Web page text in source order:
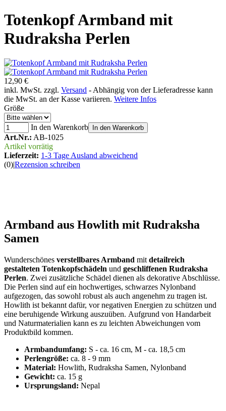
Totenkopf Armband mit
Rudraksha Perlen
12,90 €
inkl. MwSt. zzgl. Versand - Abhängig von der Lieferadresse kann
die MwSt. an der Kasse variieren. Weitere Infos
Größe
In den Warenkorb In den Warenkorb
Art.Nr.: AB-1025
Artikel vorrätig
Lieferzeit: 1-3 Tage Ausland abweichend
(0)|Rezension schreiben
Armband aus Howlith mit Rudraksha
Samen
Wunderschönes verstellbares Armband mit detailreich
gestalteten Totenkopfschädeln und geschliffenen Rudraksha
Perlen. Zwei zusätzliche Schädel dienen als dekorative Abschlüsse.
Die Perlen sind auf ein hochwertiges, schwarzes Nylonband
aufgezogen, das sowohl robust als auch angenehm zu tragen ist.
Howlith ist bekannt dafür, vor negativen Energien zu schützen und
eine beruhigende Wirkung auszuüben. Aufgrund von Handarbeit
und Naturmaterialien kann es zu leichten Abweichungen vom
Produktbild kommen.
Armbandumfang: S - ca. 16 cm, M - ca. 18,5 cm
Perlengröße: ca. 8 - 9 mm
Material: Howlith, Rudraksha Samen, Nylonband
Gewicht: ca. 15 g
Ursprungsland: Nepal